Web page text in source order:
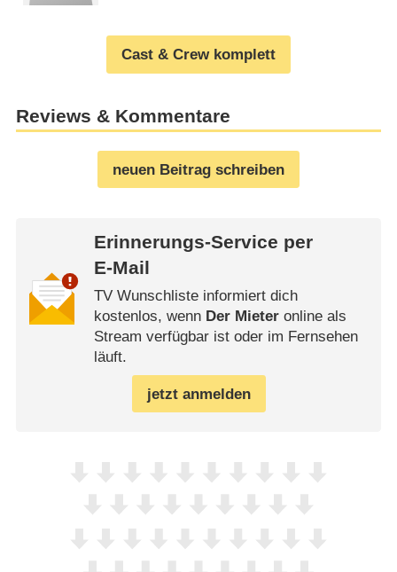
Cast & Crew komplett
Reviews & Kommentare
neuen Beitrag schreiben
Erinnerungs-Service per
E-Mail
TV Wunschliste informiert dich
kostenlos, wenn Der Mieteronline als
Stream verfügbar ist oder im Fernsehen
läuft.
jetzt anmelden